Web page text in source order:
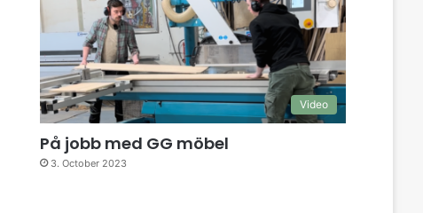
Video
På jobb med GG möbel
3. October 2023